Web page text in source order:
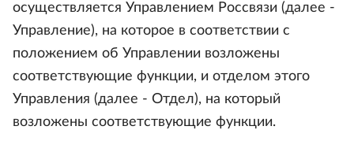
осуществляется Управлением Россвязи (далее -
Управление), на которое в соответствии с
положением об Управлении возложены
соответствующие функции, и отделом этого
Управления (далее - Отдел), на который
возложены соответствующие функции.